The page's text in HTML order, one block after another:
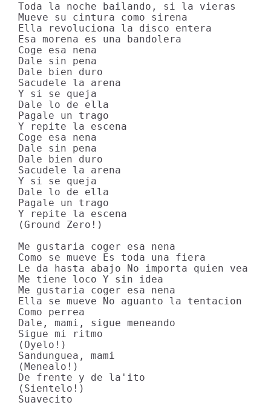
Toda la noche bailando, si la vieras
Mueve su cintura como sirena
Ella revoluciona la disco entera
Esa morena es una bandolera
Coge esa nena
Dale sin pena
Dale bien duro
Sacudele la arena
Y si se queja
Dale lo de ella
Pagale un trago
Y repite la escena
Coge esa nena
Dale sin pena
Dale bien duro
Sacudele la arena
Y si se queja
Dale lo de ella
Pagale un trago
Y repite la escena
(Ground Zero!)
Me gustaria coger esa nena
Como se mueve Es toda una fiera
Le da hasta abajo No importa quien vea
Me tiene loco Y sin idea
Me gustaria coger esa nena
Ella se mueve No aguanto la tentacion
Como perrea
Dale, mami, sigue meneando
Sigue mi ritmo
(Oyelo!)
Sandunguea, mami
(Menealo!)
De frente y de la'ito
(Sientelo!)
Suavecito